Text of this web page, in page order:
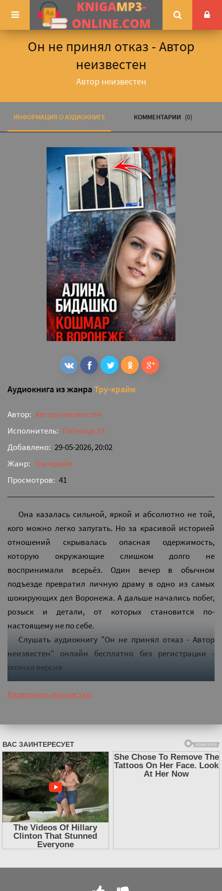
Он не принял отказ - Автор
неизвестен
Автор неизвестен
ИНФОРМАЦИЯ О АУДИОКНИГЕ КОММЕНТАРИИ (0)
Аудиокнига из жанра Тру-крайм
Автор: Автор неизвестен
Исполнитель: Пятница 13
Добавлено: 29-05-2026, 20:02
Жанр: Тру-крайм
Просмотров: 41
Она казалась сильной, яркой и абсолютно не той,
кого можно легко запугать. Но за красивой историей
отношений скрывалась опасная одержимость,
которую окружающие слишком долго не
воспринимали всерьёз. Один вечер в обычном
подъезде превратил личную драму в одно из самых
шокирующих дел Воронежа. А дальше начались побег,
розыск и детали, от которых становится по-
настоящему не по себе.
Слушать аудиокнигу "Он не принял отказ - Автор
неизвестен" онлайн бесплатно без регистрации -
полная версия
Развернуть полностью